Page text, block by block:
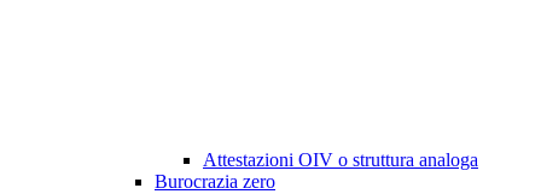
Attestazioni OIV o struttura analoga
Burocrazia zero